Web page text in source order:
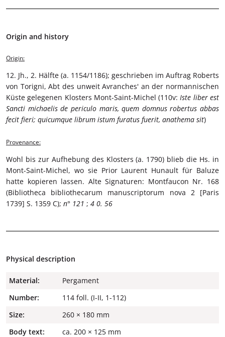
Origin and history
Origin:
12. Jh., 2. Hälfte (a. 1154/1186); geschrieben im Auftrag Roberts
von Torigni, Abt des unweit Avranches' an der normannischen
Küste gelegenen Klosters Mont-Saint-Michel (110v:Iste liber est
Sancti michaelis de periculo maris, quem domnus robertus abbas
fecit fieri; quicumque librum istum furatus fuerit, anathema sit)
Provenance:
Wohl bis zur Aufhebung des Klosters (a. 1790) blieb die Hs. in
Mont-Saint-Michel, wo sie Prior Laurent Hunault für Baluze
hatte kopieren lassen. Alte Signaturen: Montfaucon Nr. 168
(Bibliotheca bibliothecarum manuscriptorum nova 2 [Paris
1739] S. 1359 C); n° 121 ; 4 0. 56
Physical description
Material:
Pergament
Number:
114 foll. (I-II, 1-112)
Size:
260 × 180 mm
Body text:
ca. 200 × 125 mm